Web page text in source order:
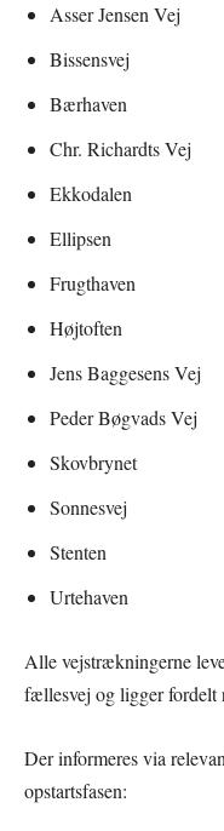
Asser Jensen Vej
Bissensvej
Bærhaven
Chr. Richardts Vej
Ekkodalen
Ellipsen
Frugthaven
Højtoften
Jens Baggesens Vej
Peder Bøgvads Vej
Skovbrynet
Sonnesvej
Stenten
Urtehaven
Alle vejstrækningerne
fællesvej og ligger fordelt
Der informeres via
opstartsfasen: